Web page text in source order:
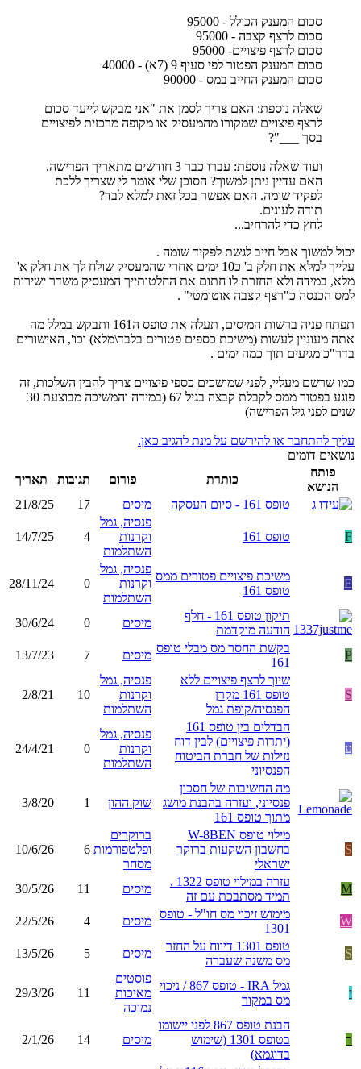
סכום המענק הכולל - 95000
סכום לרצף קצבה - 95000
סכום לרצף פיצויים- 95000
סכום המענק הפטור לפי סעיף 9 (7א) - 40000
סכום המענק החייב במס - 90000
שאלה נוספת: האם צריך לסמן את "אני מבקש לייעד סכום
לרצף פיצויים שמקורו מהמעסיק או מקופה מרכזית לפיצויים
בסך ___"?
ועוד שאלה נוספת: עברו כבר 3 חודשים מתאריך הפרישה.
האם עדיין ניתן למשוך? הסוכן שלי אומר לי שצריך ללכת
לפקיד שומה. האם אפשר בכל זאת למלא לבד?
תודה לעונים.
לחץ כדי להרחיב...
יכול למשוך אבל חייב לגשת לפקיד שומה .
עלייך למלא את חלק ב' כ10 ימים אחרי שהמעסיק שולח לך את חלק א'
מלא, במידה ולא החזרת לו חתום את החלטותייך המעסיק משדר ישירות
למס הכנסה כ"רצף קצבה אוטומטי" .
תפתח פניה ברשות המיסים, תעלה את טופס ה161 ותבקש במלל מה
אתה מעוניין לעשות (משיכת כספים פטורים בלבד\מלא) וכו', האישורים
בדר"כ מגיעים תוך כמה ימים .
כמו שרשם מעליי, לפני שמושכים כספי פיצויים צריך להבין השלכות, זה
פוגע בפטור ממס לקבלת קבצה בגיל 67 (במידה והמשיכה מבוצעת 30
שנים לפני גיל הפרישה)
עליך להתחבר או להירשם על מנת להגיב כאן.
נושאים דומים
פותח
הנושא
כותרת פורום תגובות
תאריך
טופס 161 - סיום העסקה
מיסים 17
21/8/25
F טופס 161
פנסיה, גמל
וקרנות
השתלמות
4
14/7/25
E
משיכת פיצויים פטורים ממס
טופס 161
פנסיה, גמל
וקרנות
השתלמות
0
28/11/24
תיקון טופס 161 - חלף
הודעה מוקדמת
מיסים 0
30/6/24
P
בקשת החסר מס מבלי טופס
161
מיסים 7
13/7/23
S
שיוך לרצף פיצויים ללא
טופס 161 מקרן
הפנסיה/קופת גמל
פנסיה, גמל
וקרנות
השתלמות
10
2/8/21
ע
הבדלים בין טופס 161
(יתרות פיצויים) לבין דוח
נזילות של חברת הביטוח
הפנסיוני
פנסיה, גמל
וקרנות
השתלמות
0
24/4/21
מה החשיבות של חסכון
פנסיוני, ועזרה בהבנת מושג
מתוך טופס 161
שוק ההון 1
3/8/20
S
מילוי טופס W-8BEN
בחשבון השקעות ברוקר
ישראלי
ברוקרים
ופלטפורמות
מסחר
6
10/6/26
M
עזרה במילוי טופס 1322 .
תמיד מסתבכת עם זה
מיסים 11
30/5/26
W
מימוש זיכוי מס חו"ל - טופס
1301
מיסים 4
22/5/26
S
טופס 1301 דיווח על החזר
מס משנה שעברה
מיסים 5
13/5/26
י
גמל IRA - טופס 867 / ניכוי
מס במקור
פוסטים
מאיכות
נמוכה
11
29/3/26
ר
הבנת טופס 867 לפני יישומו
בטופס 1301 (שימוש
בדוגמא)
מיסים 14
2/1/26